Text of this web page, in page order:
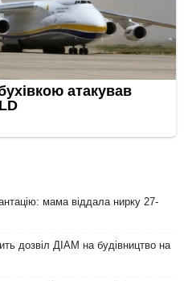
мама віддала нирку 27-
дозвіл ДІАМ на будівництво на